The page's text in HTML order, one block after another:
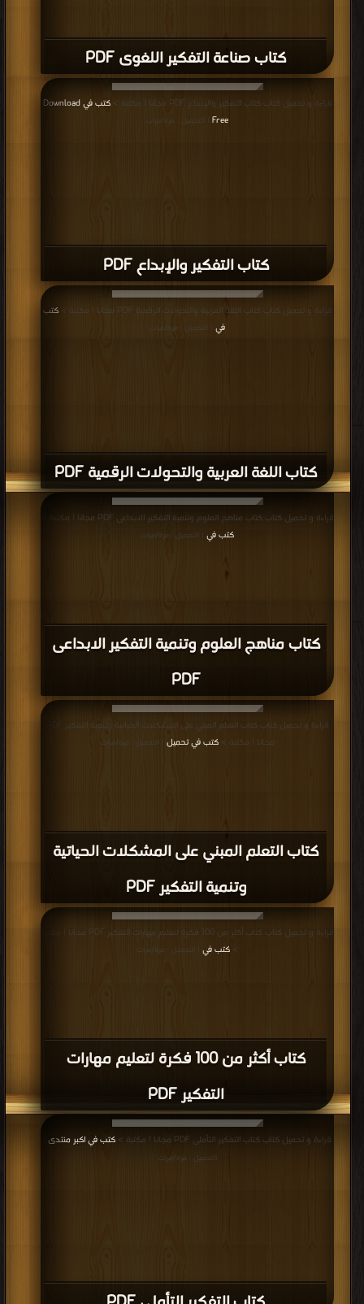
كتاب صناعة التفكير اللغوى PDF
كتاب التفكير والإبداع PDF
قراءة و تحميل كتاب كتاب التفكير والإبداع PDF مجانا | مكتبة >
كتب في Download
Free
| التحميل : مرة/مرات
كتاب اللغة العربية والتحولات الرقمية PDF
قراءة و تحميل كتاب كتاب اللغة العربية والتحولات الرقمية PDF مجانا | مكتبة >
كتب
في
| التحميل : مرة/مرات
كتاب مناهج العلوم وتنمية التفكير الابداعى
PDF
قراءة و تحميل كتاب كتاب مناهج العلوم وتنمية التفكير الابداعى PDF مجانا | مكتبة >
كتب في
| التحميل : مرة/مرات
كتاب التعلم المبني على المشكلات الحياتية
وتنمية التفكير PDF
مجانا | مكتبة >كتب في تحميل | التحميل : مرة/مرات
كتاب أكثر من 100 فكرة لتعليم مهارات
التفكير PDF
قراءة و تحميل كتاب كتاب أكثر من 100 فكرة لتعليم مهارات التفكير PDF مجانا | مكتبة
> كتب في | التحميل : مرة/مرات
قراءة و تحميل كتاب كتاب التفكير التأملى PDF مجانا | مكتبة > كتب في اكبر منتدى
التحميل : مرة/مرات